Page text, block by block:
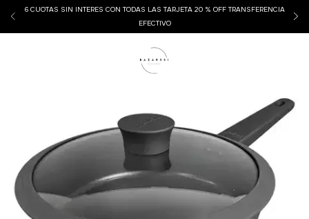
6 CUOTAS SIN INTERES CON TODAS LAS TARJETA 20 % OFF TRANSFERENCIA
EFECTIVO